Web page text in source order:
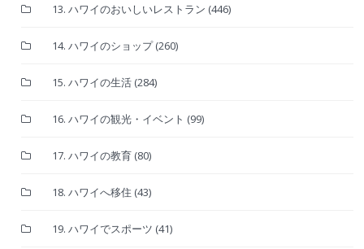
13. ハワイのおいしいレストラン (446)
14. ハワイのショップ(260)
15. ハワイの生活 (284)
16. ハワイの観光・イベント (99)
17. ハワイの教育 (80)
18. ハワイへ移住 (43)
19. ハワイでスポーツ (41)